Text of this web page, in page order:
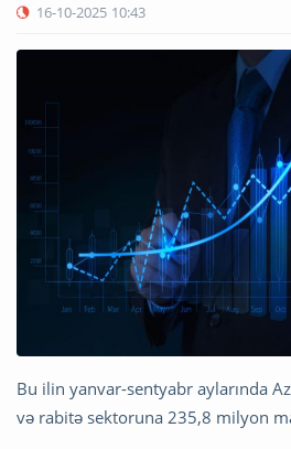
16-10-2025 10:43
Bu ilin yanvar-sentyabr aylarında
və rabitə sektoruna 235,8 milyon